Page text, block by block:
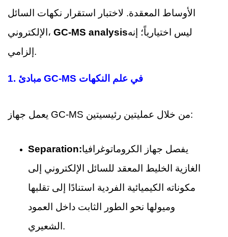
الأوساط المعقدة. لاختبار استقرار نكهات السائل
الإلكتروني، GC-MS analysisليس اختيارياً؛ إنه
إلزامي.
1. مبادئ GC-MS في علم النكهات
يعمل جهاز GC-MS من خلال عمليتين رئيسيتين:
Separation:يفصل جهاز الكروماتوغرافيا
الغازية الخليط المعقد للسائل الإلكتروني إلى
مكوناته الكيميائية الفردية استنادًا إلى تقلبها
وميولها نحو الطور الثابت داخل العمود
الشعيري.